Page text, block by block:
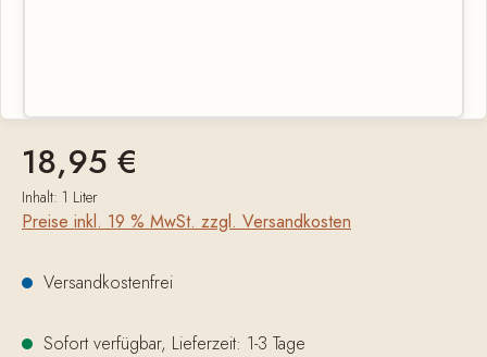
Regulärer Preis:
18,95 €
Inhalt: 1 Liter
Preise inkl. 19 % MwSt. zzgl. Versandkosten
Versandkostenfrei
Sofort verfügbar, Lieferzeit: 1-3 Tage